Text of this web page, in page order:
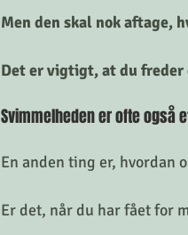
Men den skal nok aftage,
Det er vigtigt, at du
Svimmelheden er ofte også
En anden ting er, hvordan
Er det, når du har fået for